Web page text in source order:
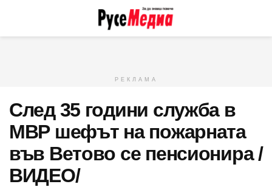
РЕКЛАМА
След 35 години служба в
МВР шефът на пожарната
във Ветово се пенсионира /
ВИДЕО/